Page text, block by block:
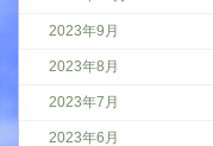
2023年9月
2023年8月
2023年7月
2023年6月